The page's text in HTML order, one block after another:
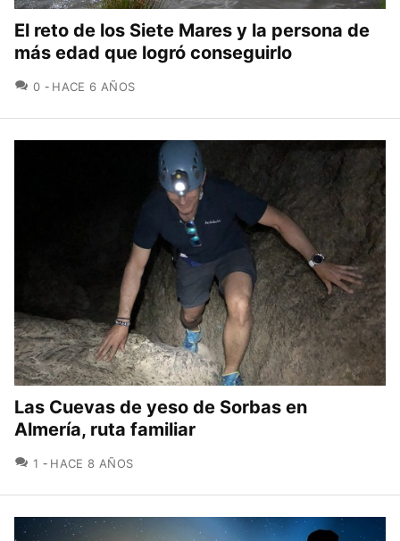
El reto de los Siete Mares y la persona de
más edad que logró conseguirlo
0 COMENTARIOS
HACE 6 AÑOS
Las Cuevas de yeso de Sorbas en
Almería, ruta familiar
1 COMENTARIOS
HACE 8 AÑOS